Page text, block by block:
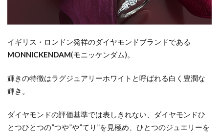
イギリス・ロンドン発祥のダイヤモンドブランドである
MONNICKENDAM(モニッケンダム)
輝きの特徴はラグジュアリーホワイトと呼ばれる白く豊潤な
輝き。
ダイヤモンドの評価基準では表しきれない、ダイヤモンドひ
とつひとつの”つや”や”てり”を見極め、ひとつのジュエリーを